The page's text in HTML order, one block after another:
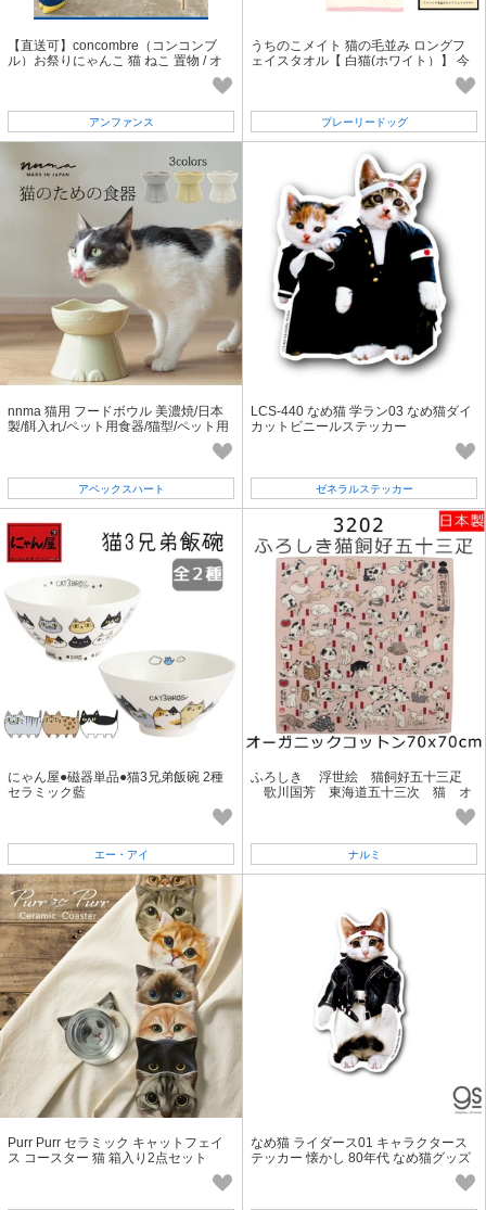
【直送可】concombre（コンコンブ
ル）お祭りにゃんこ 猫 ねこ 置物 / オ
アンファンス
うちのこメイト 猫の毛並み ロングフ
ェイスタオル【 白猫(ホワイト）】 今
プレーリードッグ
nnma 猫用 フードボウル 美濃焼/日本
製/餌入れ/ペット用食器/猫型/ペット用
アペックスハート
LCS-440 なめ猫 学ラン03 なめ猫ダイ
カットビニールステッカー
ゼネラルステッカー
にゃん屋●磁器単品●猫3兄弟飯碗 2種
セラミック藍
エー・アイ
ふろしき 浮世絵 猫飼好五十三疋
歌川国芳 東海道五十三次 猫 オ
ナルミ
Purr Purr セラミック キャットフェイ
ス コースター 猫 箱入り2点セット
なめ猫 ライダース01 キャラクタース
テッカー 懐かし 80年代 なめ猫グッズ